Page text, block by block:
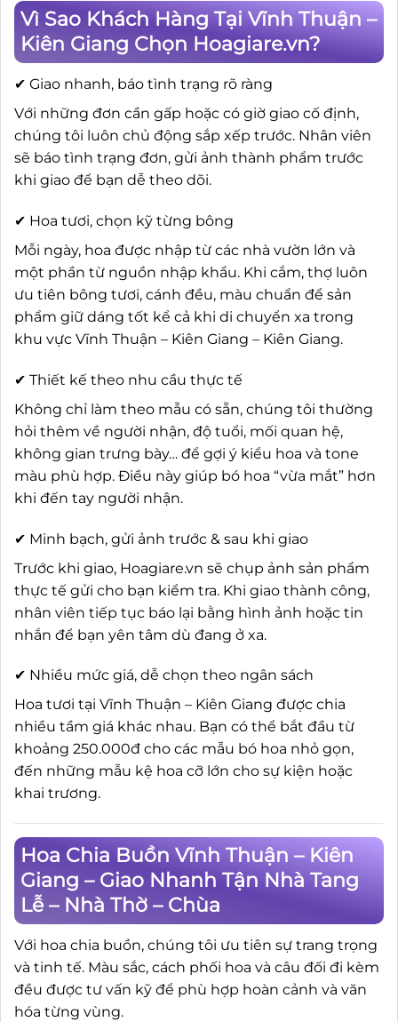
Vì Sao Khách Hàng Tại Vĩnh Thuận –
Kiên Giang Chọn Hoagiare.vn?
✔ Giao nhanh, báo tình trạng rõ ràng
Với những đơn cần gấp hoặc có giờ giao cố định,
chúng tôi luôn chủ động sắp xếp trước. Nhân viên
sẽ báo tình trạng đơn, gửi ảnh thành phẩm trước
khi giao để bạn dễ theo dõi.
✔ Hoa tươi, chọn kỹ từng bông
Mỗi ngày, hoa được nhập từ các nhà vườn lớn và
một phần từ nguồn nhập khẩu. Khi cắm, thợ luôn
ưu tiên bông tươi, cánh đều, màu chuẩn để sản
phẩm giữ dáng tốt kể cả khi di chuyển xa trong
khu vực Vĩnh Thuận – Kiên Giang – Kiên Giang.
✔ Thiết kế theo nhu cầu thực tế
Không chỉ làm theo mẫu có sẵn, chúng tôi thường
hỏi thêm về người nhận, độ tuổi, mối quan hệ,
không gian trưng bày… để gợi ý kiểu hoa và tone
màu phù hợp. Điều này giúp bó hoa “vừa mắt” hơn
khi đến tay người nhận.
✔ Minh bạch, gửi ảnh trước & sau khi giao
Trước khi giao, Hoagiare.vn sẽ chụp ảnh sản phẩm
thực tế gửi cho bạn kiểm tra. Khi giao thành công,
nhân viên tiếp tục báo lại bằng hình ảnh hoặc tin
nhắn để bạn yên tâm dù đang ở xa.
✔ Nhiều mức giá, dễ chọn theo ngân sách
Hoa tươi tại Vĩnh Thuận – Kiên Giang được chia
nhiều tầm giá khác nhau. Bạn có thể bắt đầu từ
khoảng 250.000đ cho các mẫu bó hoa nhỏ gọn,
đến những mẫu kệ hoa cỡ lớn cho sự kiện hoặc
khai trương.
Hoa Chia Buồn Vĩnh Thuận – Kiên
Giang – Giao Nhanh Tận Nhà Tang
Lễ – Nhà Thờ – Chùa
Với hoa chia buồn, chúng tôi ưu tiên sự trang trọng
và tinh tế. Màu sắc, cách phối hoa và câu đối đi kèm
đều được tư vấn kỹ để phù hợp hoàn cảnh và văn
hóa từng vùng.